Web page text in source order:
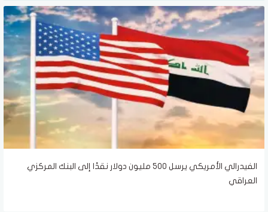
الفيدرالي الأمريكي يرسل 500 مليون دولار نقدًا إلى البنك المركزي
العراقي